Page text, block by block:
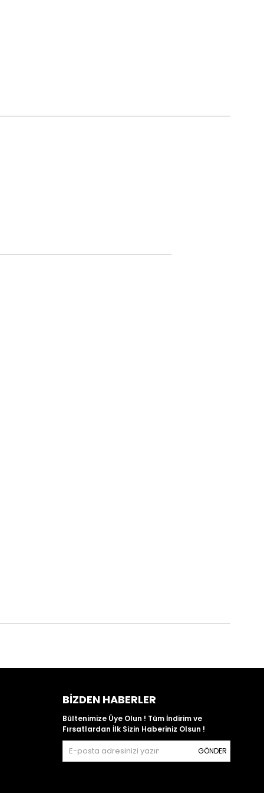
BIZDEN HABERLER
Bültenimize Üye Olun ! Tüm İndirim ve
Fırsatlardan İlk Sizin Haberiniz Olsun !
GÖNDER